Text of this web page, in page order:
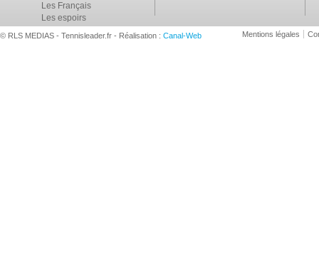
Les Français
Les espoirs
© RLS MEDIAS - Tennisleader.fr - Réalisation : Canal-Web Mentions légales